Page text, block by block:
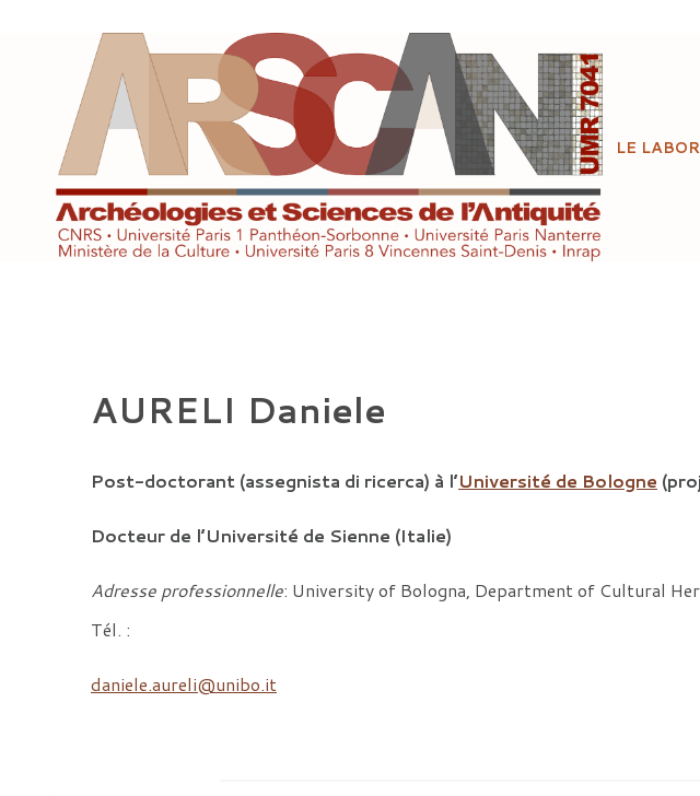
LE
AURELI Daniele
Post-doctorant (assegnista di ricerca) à l’Université de Bologne
Docteur de l’Université de Sienne (Italie)
Adresse professionnelle: University of Bologna, Department of Cultural
Tél. :
daniele.aureli@unibo.it